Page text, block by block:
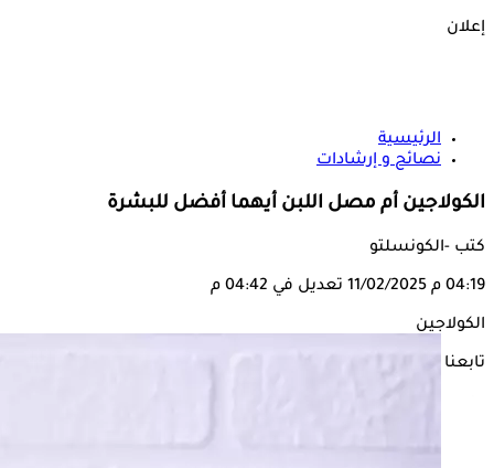
إعلان
الرئيسية
نصائح و إرشادات
الكولاجين أم مصل اللبن أيهما أفضل للبشرة
كتب -الكونسلتو
04:19 م 11/02/2025 تعديل في 04:42 م
الكولاجين
تابعنا على